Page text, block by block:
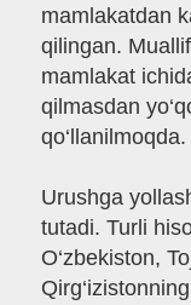
mamlakatdan
qilingan.
mamlakat
qilmasdan
qo‘llanilmoqda.
Urushga
tutadi. Turli
O‘zbekiston,